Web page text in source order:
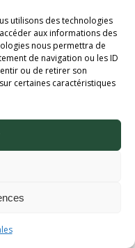
utilisons des technologies
aux informations des
nous permettra de
de navigation ou les ID
ou de retirer son
certaines caractéristiques
droits réservés.